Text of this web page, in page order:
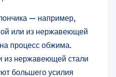
— например,
или из нержавеющей
процесс обжима.
из нержавеющей стали
большего усилия